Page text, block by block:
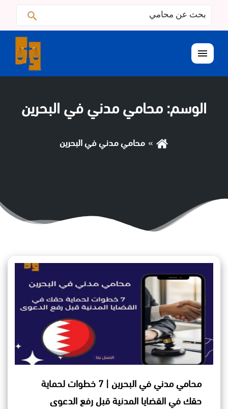
البحث
عن:
القائمة
الوسم: محامي مدني في البحرين
محامي مدني في البحرين
محامي مدني في البحرين | 7 خطوات لحماية
حقك في القضايا المدنية قبل رفع الدعوى